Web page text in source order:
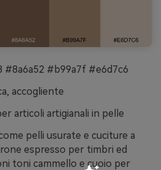
#8a6a52 #b99a7f #e6d7c6
accogliente
articoli artigianali in pelle
pelli usurate e cuciture a
espresso per timbri ed
toni cammello e cuoio per